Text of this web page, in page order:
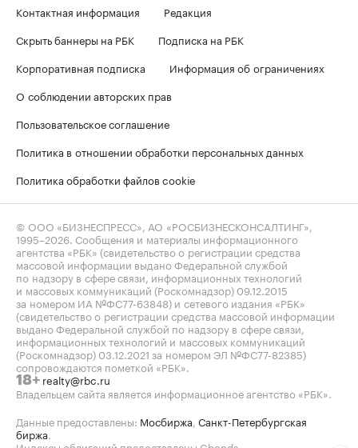
Контактная информация
Редакция
Скрыть баннеры на РБК
Подписка на РБК
Корпоративная подписка
Информация об ограничениях
О соблюдении авторских прав
Пользовательское соглашение
Политика в отношении обработки персональных данных
Политика обработки файлов cookie
© ООО «БИЗНЕСПРЕСС», АО «РОСБИЗНЕСКОНСАЛТИНГ»,
1995–2026 . Сообщения и материалы информационного
агентства «РБК» (свидетельство о регистрации средства
массовой информации выдано Федеральной службой
по надзору в сфере связи, информационных технологий
и массовых коммуникаций (Роскомнадзор) 09.12.2015
за номером ИА №ФС77-63848) и сетевого издания «РБК»
(свидетельство о регистрации средства массовой информации
выдано Федеральной службой по надзору в сфере связи,
информационных технологий и массовых коммуникаций
(Роскомнадзор) 03.12.2021 за номером ЭЛ №ФС77-82385)
сопровождаются пометкой «РБК».
18+ realty@rbc.ru
Владельцем сайта является информационное агентство «РБК».
Данные предоставлены: Мосбиржа Санкт-Петербургская
биржа